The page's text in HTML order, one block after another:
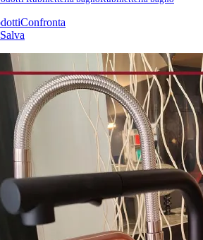
Confronta
Salva